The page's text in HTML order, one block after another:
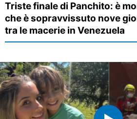
Triste finale di Panchito: è
che è sopravvissuto nove
tra le macerie in Venezuela